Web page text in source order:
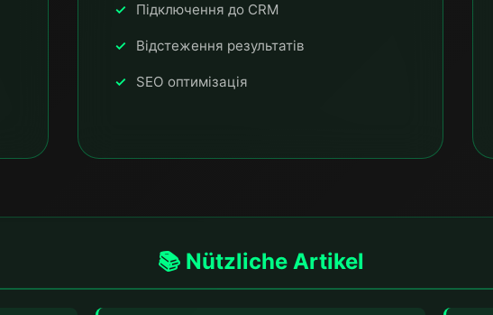
Підключення до CRM
Відстеження результатів
SEO оптимізація
📚 Nützliche Artikel